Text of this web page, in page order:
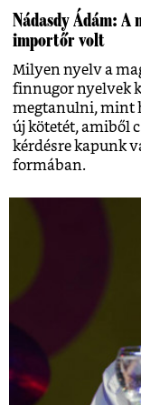
Nádasdy Ádám: A
importőr volt
Milyen nyelv a
finnugor nyelvek
megtanulni, mint
új kötetét, amiből
kérdésre kapunk
formában.